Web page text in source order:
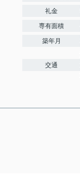
礼金
専有面積
築年月
交通